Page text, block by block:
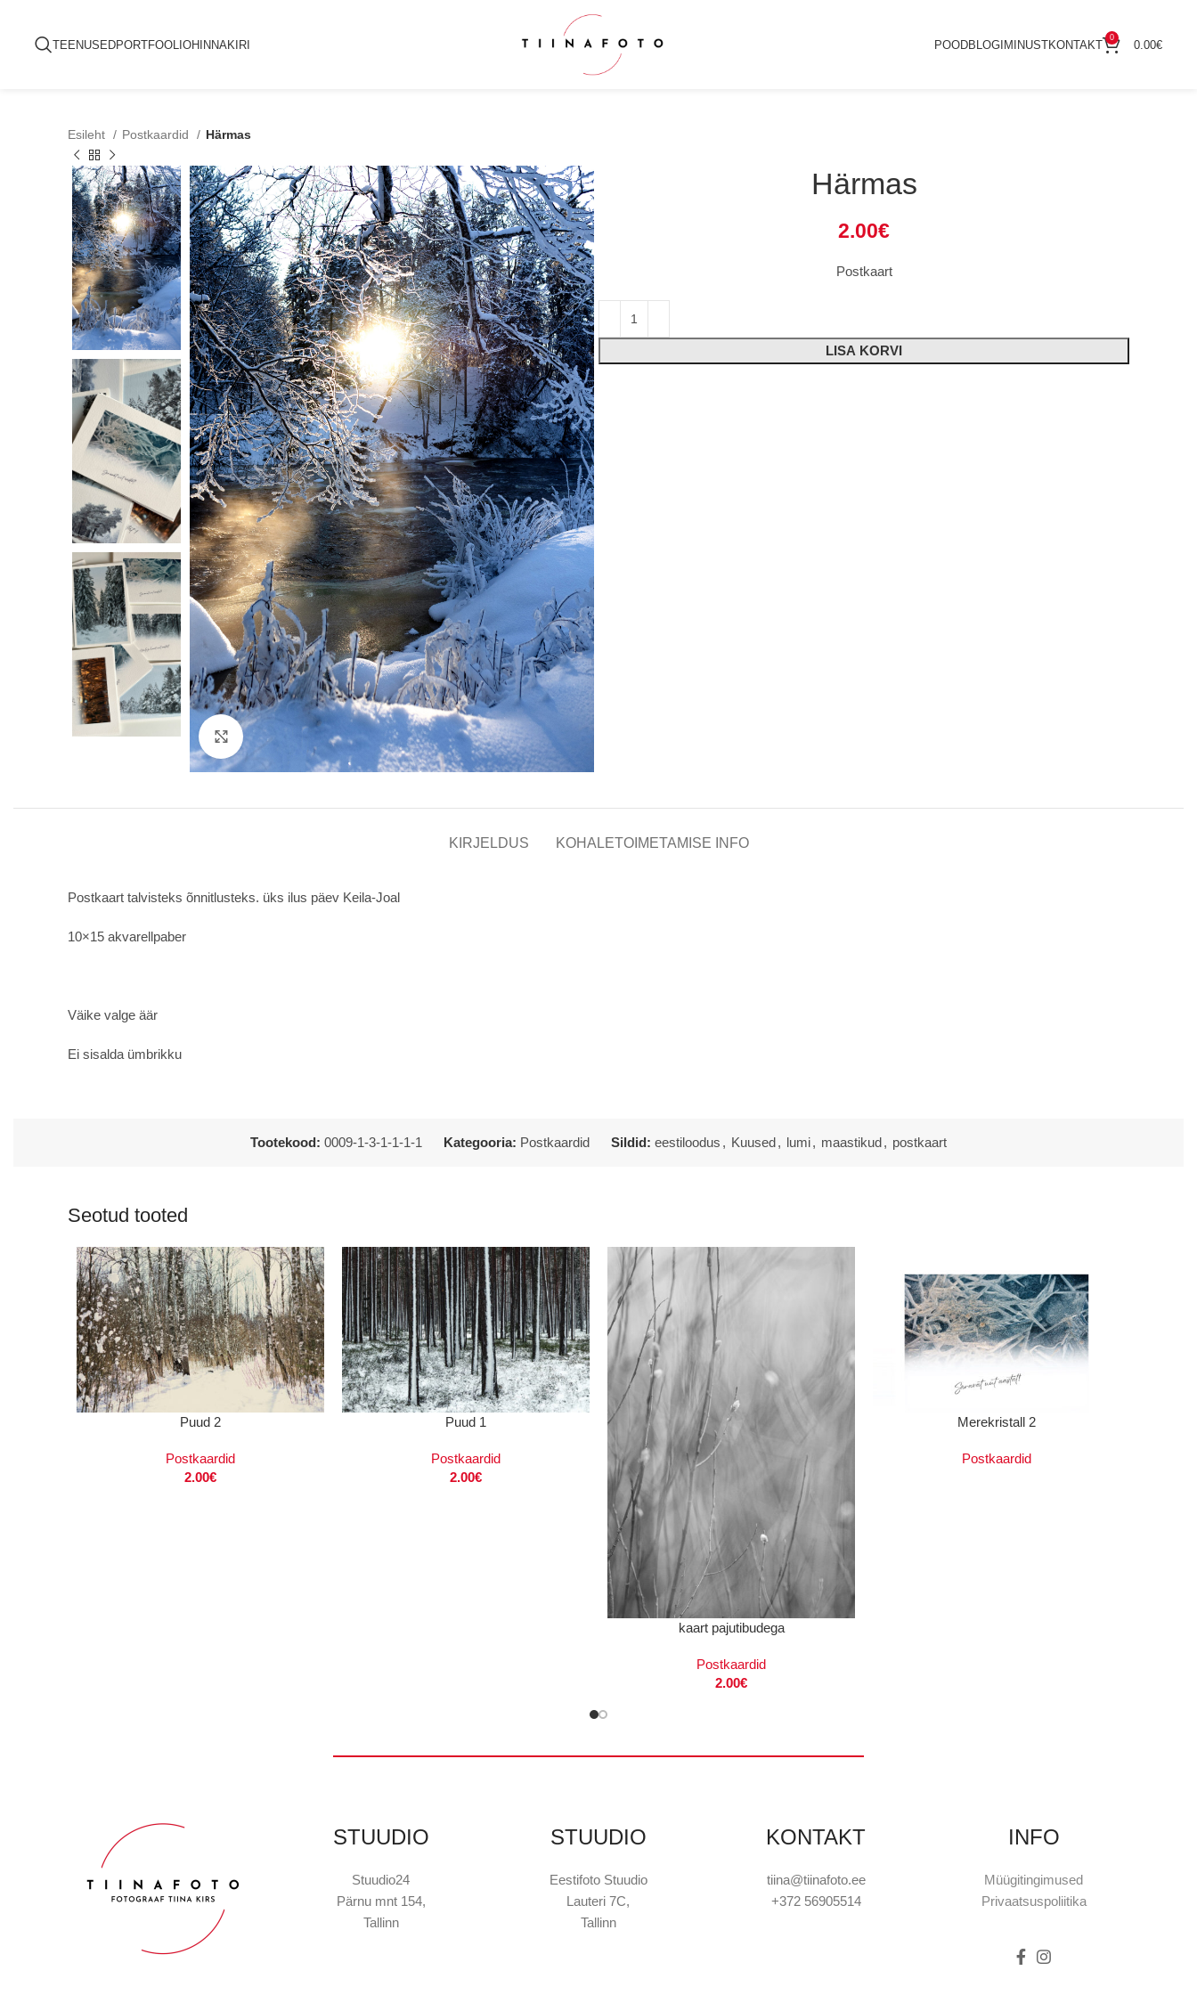
TEENUSEDPORTFOOLIOHINNAKIRI POODBLOGIMINUSTKONTAKT
0
0.00€
Esileht Postkaardid Härmas
Suurenda
Härmas
2.00€
Postkaart
LISA KORVI
KIRJELDUS KOHALETOIMETAMISE INFO
Postkaart talvisteks õnnitlusteks. üks ilus päev Keila-Joal
10×15 akvarellpaber
Väike valge äär
Ei sisalda ümbrikku
Tootekood: 0009-1-3-1-1-1-1 Kategooria: Postkaardid Sildid: eestiloodus , Kuused, lumi, maastikud, postkaart
Seotud tooted
Puud 2
Postkaardid
2.00€
Puud 1
Postkaardid
2.00€
kaart pajutibudega
Postkaardid
2.00€
Merekristall 2
Postkaardid
STUUDIO
Stuudio24
Pärnu mnt 154,
Tallinn
STUUDIO
Eestifoto Stuudio
Lauteri 7C,
Tallinn
KONTAKT
tiina@tiinafoto.ee
+372 56905514
INFO
Müügitingimused
Privaatsuspoliitika